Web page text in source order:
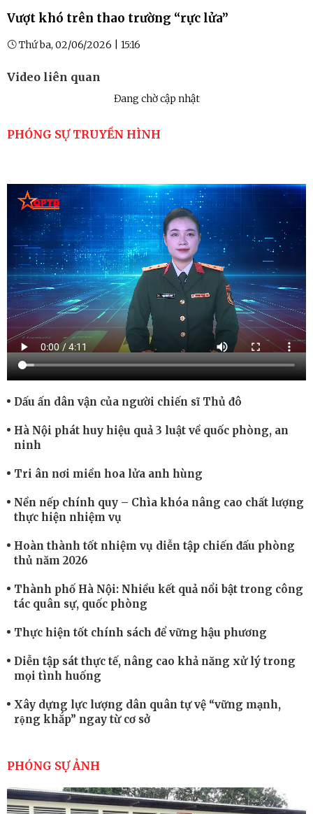
Vượt khó trên thao trường “rực lửa”
Thứ ba, 02/06/2026 | 15:16
Video liên quan
Đang chờ cập nhật
PHÓNG SỰ TRUYỀN HÌNH
Dấu ấn dân vận của người chiến sĩ Thủ đô
Hà Nội phát huy hiệu quả 3 luật về quốc phòng, an
ninh
Tri ân nơi miền hoa lửa anh hùng
Nền nếp chính quy – Chìa khóa nâng cao chất lượng
thực hiện nhiệm vụ
Hoàn thành tốt nhiệm vụ diễn tập chiến đấu phòng
thủ năm 2026
Thành phố Hà Nội: Nhiều kết quả nổi bật trong công
tác quân sự, quốc phòng
Thực hiện tốt chính sách để vững hậu phương
Diễn tập sát thực tế, nâng cao khả năng xử lý trong
mọi tình huống
Xây dựng lực lượng dân quân tự vệ “vững mạnh,
rộng khắp” ngay từ cơ sở
cao sức mạnh chiến đấu
Tiểu đoàn Thiết giáp hoàn thành tốt diễn tập chiến
thuật có bắn đạn thật
PHÓNG SỰ ẢNH